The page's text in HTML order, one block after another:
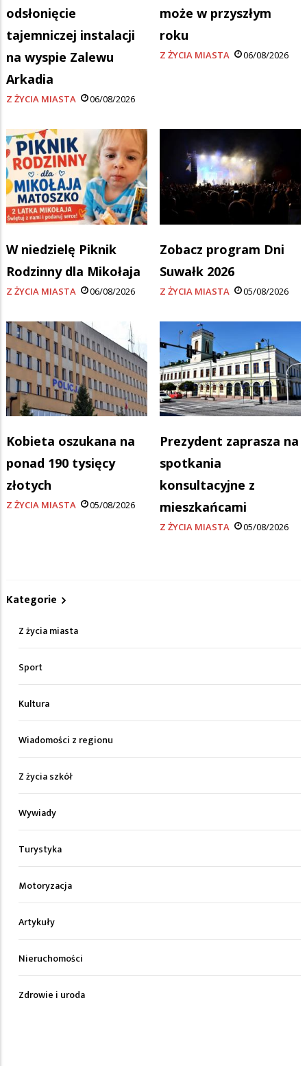
odsłonięcie
tajemniczej instalacji
na wyspie Zalewu
Arkadia
Z ŻYCIA MIASTA 06/08/2026
może w przyszłym
roku
Z ŻYCIA MIASTA 06/08/2026
W niedzielę Piknik
Rodzinny dla Mikołaja
Z ŻYCIA MIASTA 06/08/2026
Zobacz program Dni
Suwałk 2026
Z ŻYCIA MIASTA 05/08/2026
Kobieta oszukana na
ponad 190 tysięcy
złotych
Z ŻYCIA MIASTA 05/08/2026
Prezydent zaprasza na
spotkania
konsultacyjne z
mieszkańcami
Z ŻYCIA MIASTA 05/08/2026
Kategorie
Z życia miasta
Sport
Kultura
Wiadomości z regionu
Z życia szkół
Wywiady
Turystyka
Motoryzacja
Artykuły
Nieruchomości
Zdrowie i uroda